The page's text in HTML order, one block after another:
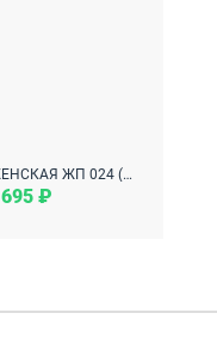
ПИЖАМА ЖЕНСКАЯ ЖП 024 (РОЗОВЫЙ+ПРИНТ АРБУЗЫ)
695 ₽